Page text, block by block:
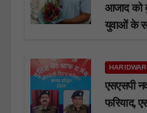
आजाद को
युवाओं के
HARIDWAR
एसएसपी
फरियाद,